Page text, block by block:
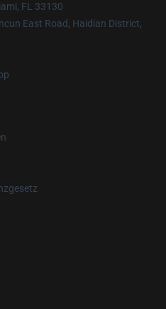
FL 33130
East Road, Haidian District,